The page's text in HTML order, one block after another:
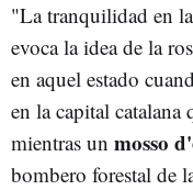
"La tranquilidad en
evoca la idea de la
en aquel estado
en la capital catalana
mientras un mosso
bombero forestal de